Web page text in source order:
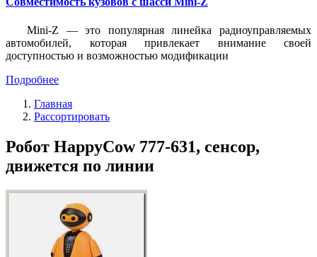
Mini-Z — это популярная линейка радиоуправляемых
автомобилей, которая привлекает внимание своей
доступностью и возможностью модификации
Подробнее
Главная
Рассортировать
Робот HappyCow 777-631, сенсор,
движется по линии